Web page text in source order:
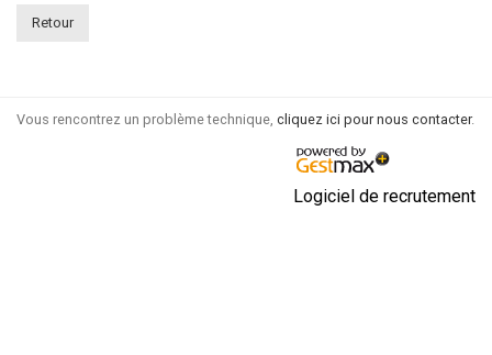
Retour
Vous rencontrez un problème technique, cliquez ici pour nous contacter.
Logiciel de recrutement